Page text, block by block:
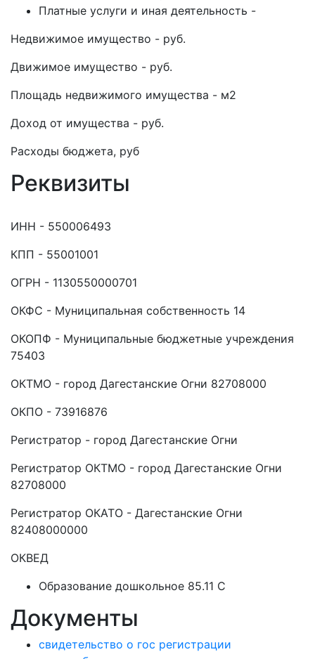
Платные услуги и иная деятельность -
Недвижимое имущество - руб.
Движимое имущество - руб.
Площадь недвижимого имущества - м2
Доход от имущества - руб.
Расходы бюджета, руб
Реквизиты
ИНН - 550006493
КПП - 55001001
ОГРН - 1130550000701
ОКФС - Муниципальная собственность 14
ОКОПФ - Муниципальные бюджетные учреждения
75403
ОКТМО - город Дагестанские Огни 82708000
ОКПО - 73916876
Регистратор - город Дагестанские Огни
Регистратор ОКТМО - город Дагестанские Огни
82708000
Регистратор ОКАТО - Дагестанские Огни
82408000000
ОКВЕД
Образование дошкольное 85.11 C
Документы
свидетельство о гос регистрации